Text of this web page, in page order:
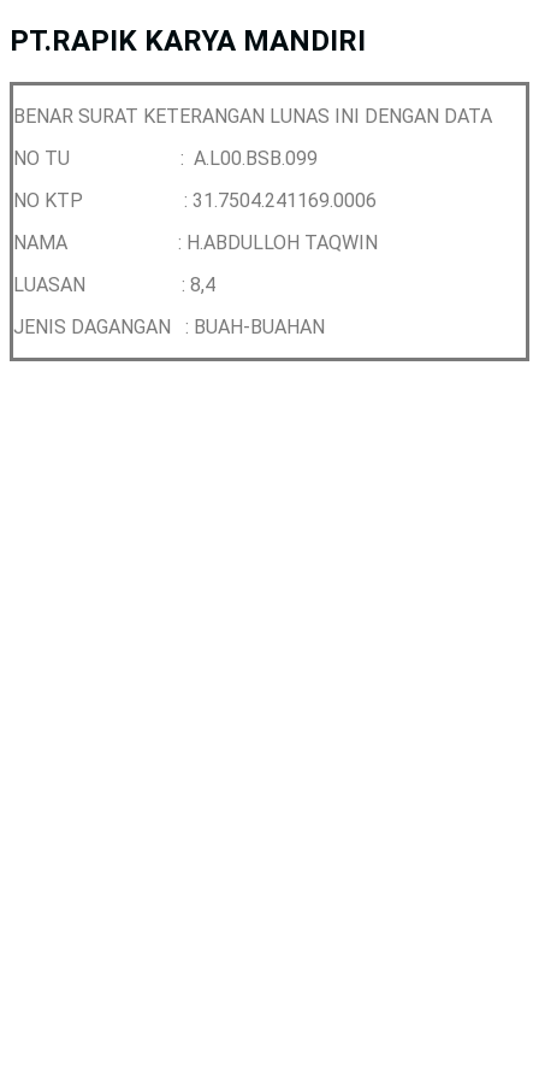
PT.RAPIK KARYA MANDIRI
BENAR SURAT KETERANGAN LUNAS INI DENGAN DATA
NO TU : A.L00.BSB.099
NO KTP : 31.7504.241169.0006
NAMA : H.ABDULLOH TAQWIN
LUASAN : 8,4
JENIS DAGANGAN : BUAH-BUAHAN